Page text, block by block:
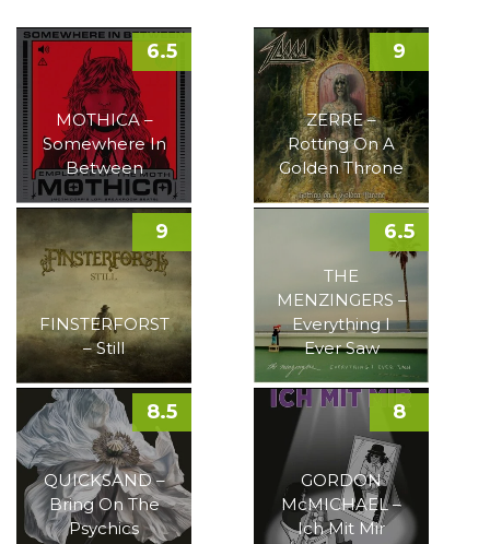
MOTHICA –
Somewhere In
Between
6.5
ZERRE –
Rotting On A
Golden Throne
9
FINSTERFORST
– Still
9
THE
MENZINGERS –
Everything I
Ever Saw
6.5
QUICKSAND –
Bring On The
Psychics
8.5
GORDON
McMICHAEL –
Ich Mit Mir
8